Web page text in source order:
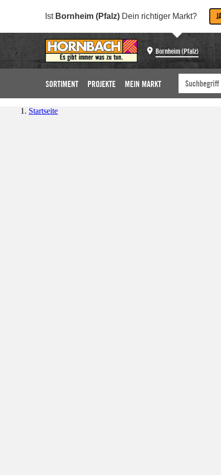
Ist Bornheim (Pfalz) Dein richtiger Markt?
Bornheim (Pfalz)
SORTIMENT PROJEKTE MEIN MARKT
Startseite